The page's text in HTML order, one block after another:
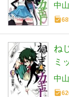
中
ね
ミ
中